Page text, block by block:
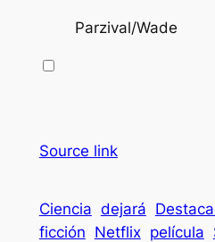
Parzival/Wade
Source link
Ciencia dejará
ficción Netflix película